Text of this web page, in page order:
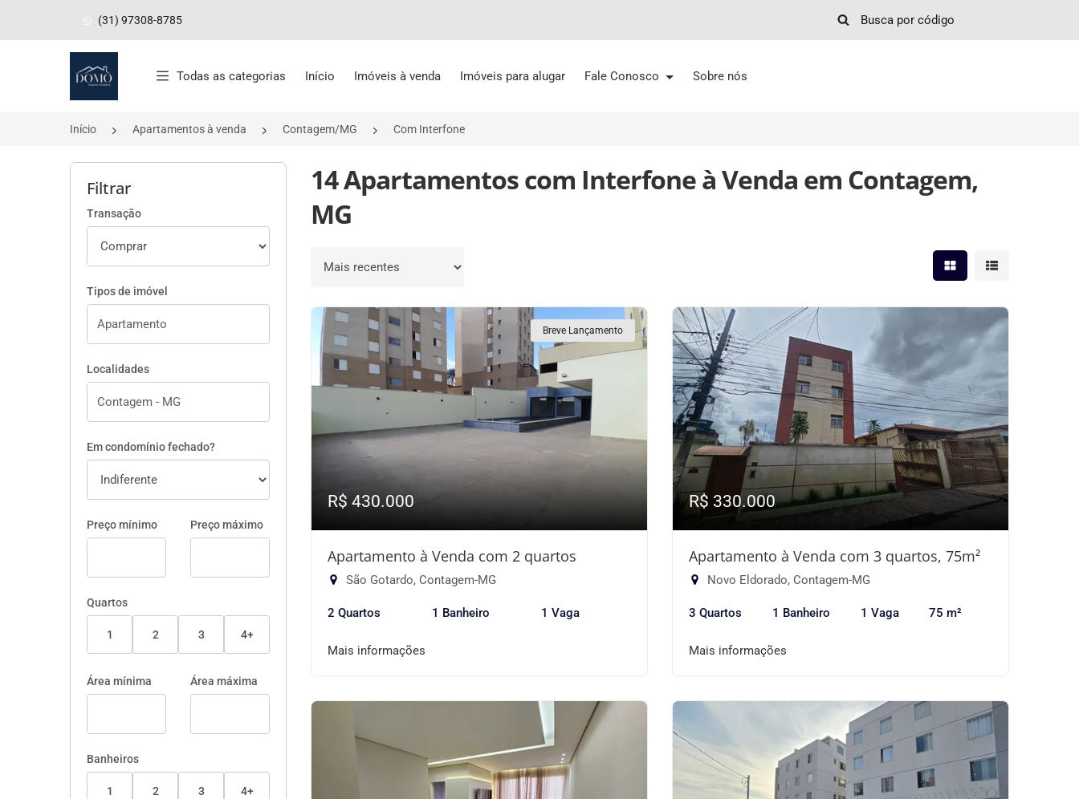
(31) 97308-8785
Página inicial
Todas as categorias Início Imóveis à venda Imóveis para alugar Fale Conosco Sobre nós
Início Apartamentos à venda Contagem/MG Com Interfone
Filtrar
Transação
Tipos de imóvel
Localidades
Em condomínio fechado?
Preço mínimo Preço máximo
Quartos
1 2 3 4+
Área mínima Área máxima
Banheiros
1 2 3 4+
14 Apartamentos com Interfone à Venda em Contagem,
MG
Ordenar por Mostrar resultados em
Mostrar
Breve Lançamento
R$ 430.000
Apartamento à Venda com 2 quartos
São Gotardo, Contagem-MG
2 Quartos 1 Banheiro 1 Vaga
Mais informações
R$ 330.000
Apartamento à Venda com 3 quartos, 75m²
Novo Eldorado, Contagem-MG
3 Quartos 1 Banheiro 1 Vaga 75 m²
Mais informações